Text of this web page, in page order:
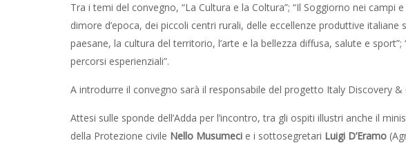
Tra i temi del convegno, “La Cultura e la Coltura”; “Il Soggiorno nei campi
dimore d’epoca, dei piccoli centri rurali, delle eccellenze produttive italiane
paesane, la cultura del territorio, l’arte e la bellezza diffusa, salute e sport”;
percorsi esperienziali”.
A introdurre il convegno sarà il responsabile del progetto Italy Discovery &
Attesi sulle sponde dell’Adda per l’incontro, tra gli ospiti illustri anche il
della Protezione civile Nello Musumeci e i sottosegretari Luigi D’Eramo